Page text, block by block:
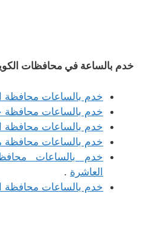
خدم بالساعة في محافظات
خدم بالساعات محافظة
خدم بالساعات محافظة
خدم بالساعات محافظة
خدم بالساعات محافظة
خدم بالساعات
العاشرة .
خدم بالساعات محافظة